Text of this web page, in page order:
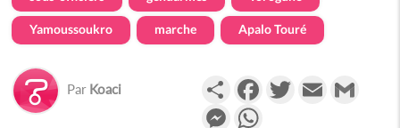
Yamoussoukro marche Apalo Touré
Par Koaci PartagerFacebookTwitterEmail
Messenger